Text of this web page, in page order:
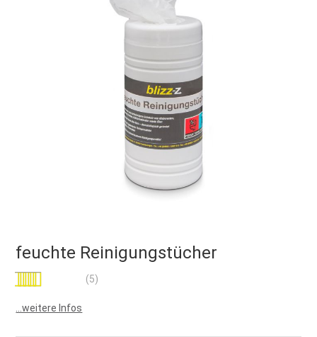
feuchte Reinigungstücher
Bewertung: (5)
...weitere Infos